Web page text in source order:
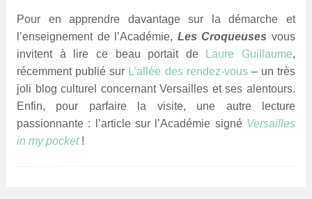
Pour en apprendre davantage sur la démarche et
l’enseignement de l’Académie, Les Croqueuses vous
invitent à lire ce beau portait de
Laure Guillaume,
récemment publié sur L’allée des rendez-vous– un très
joli blog culturel concernant Versailles et ses alentours.
Enfin, pour parfaire la visite, une autre lecture
passionnante : l’article sur l’Académie signé Versailles
in my pocket!